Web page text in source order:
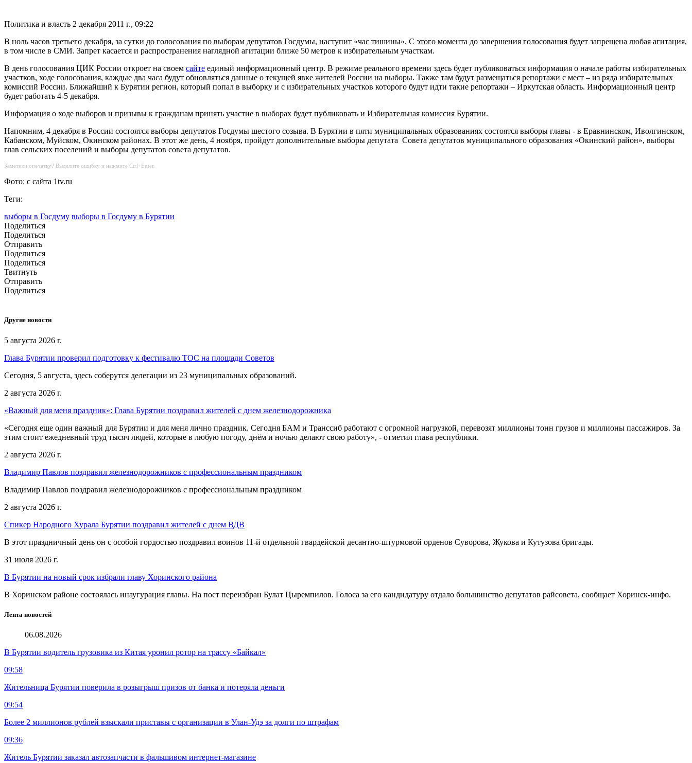
Политика и власть 2 декабря 2011 г., 09:22
В ноль часов третьего декабря, за сутки до голосования по выборам депутатов Госдумы, наступит «час тишины». С этого момента до завершения голосования будет запрещена любая агитация,
в том числе в СМИ. Запрет касается и распространения наглядной агитации ближе 50 метров к избирательным участкам.
В день голосования ЦИК России откроет на своем сайте единый информационный центр. В режиме реального времени здесь будет публиковаться информация о начале работы избирательных
участков, ходе голосования, каждые два часа будут обновляться данные о текущей явке жителей России на выборы. Также там будут размещаться репортажи с мест – из ряда избирательных
комиссий России. Ближайший к Бурятии регион, который попал в выборку и с избирательных участков которого будут идти такие репортажи – Иркутская область. Информационный центр
будет работать 4-5 декабря.
Информация о ходе выборов и призывы к гражданам принять участие в выборах будет публиковать и Избирательная комиссия Бурятии.
Напомним, 4 декабря в России состоятся выборы депутатов Госдумы шестого созыва. В Бурятии в пяти муниципальных образованиях состоятся выборы главы - в Еравнинском, Иволгинском,
Кабанском, Муйском, Окинском районах. В этот же день, 4 ноября, пройдут дополнительные выборы депутата Совета депутатов муниципального образования «Окинский район», выборы
глав сельских поселений и выборы депутатов совета депутатов.
Заметили опечатку? Выделите ошибку и нажмите Ctrl+Enter.
Фото: с сайта 1tv.ru
Теги:
выборы в Госдуму выборы в Госдуму в Бурятии
Поделиться
Поделиться
Отправить
Поделиться
Поделиться
Твитнуть
Отправить
Поделиться
Другие новости
5 августа 2026 г.
Глава Бурятии проверил подготовку к фестивалю ТОС на площади Советов
Сегодня, 5 августа, здесь соберутся делегации из 23 муниципальных образований.
2 августа 2026 г.
«Важный для меня праздник»: Глава Бурятии поздравил жителей с днем железнодорожника
«Сегодня еще один важный для Бурятии и для меня лично праздник. Сегодня БАМ и Транссиб работают с огромной нагрузкой, перевозят миллионы тонн грузов и миллионы пассажиров. За
этим стоит ежедневный труд тысяч людей, которые в любую погоду, днём и ночью делают свою работу», - отметил глава республики.
2 августа 2026 г.
Владимир Павлов поздравил железнодорожников с профессиональным праздником
Владимир Павлов поздравил железнодорожников с профессиональным праздником
2 августа 2026 г.
Спикер Народного Хурала Бурятии поздравил жителей с днем ВДВ
В этот праздничный день он с особой гордостью поздравил воинов 11-й отдельной гвардейской десантно-штурмовой орденов Суворова, Жукова и Кутузова бригады.
31 июля 2026 г.
В Бурятии на новый срок избрали главу Хоринского района
В Хоринском районе состоялась инаугурация главы. На пост переизбран Булат Цыремпилов. Голоса за его кандидатуру отдало большинство депутатов райсовета, сообщает Хоринск-инфо.
Лента новостей
06.08.2026
В Бурятии водитель грузовика из Китая уронил ротор на трассу «Байкал»
09:58
Жительница Бурятии поверила в розыгрыш призов от банка и потеряла деньги
09:54
Более 2 миллионов рублей взыскали приставы с организации в Улан-Удэ за долги по штрафам
09:36
Житель Бурятии заказал автозапчасти в фальшивом интернет-магазине